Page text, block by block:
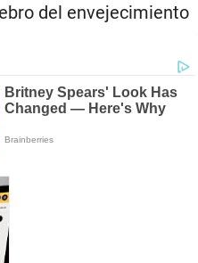
del envejecimiento